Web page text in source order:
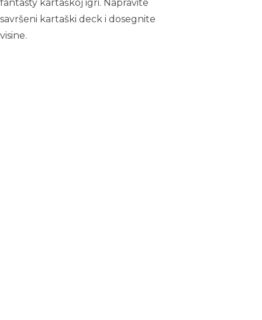
fantasty kartaškoj igri. Napravite
savršeni kartaški deck i dosegnite
visine.